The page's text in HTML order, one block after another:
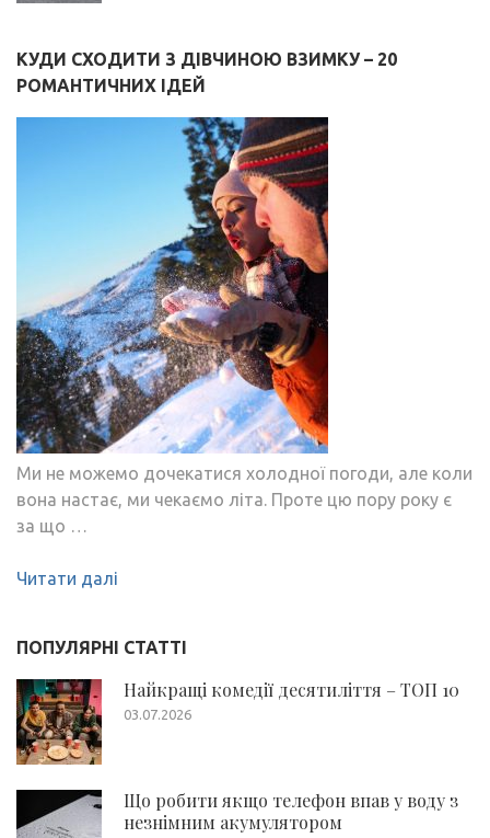
КУДИ СХОДИТИ З ДІВЧИНОЮ ВЗИМКУ – 20
РОМАНТИЧНИХ ІДЕЙ
Ми не можемо дочекатися холодної погоди, але коли
вона настає, ми чекаємо літа. Проте цю пору року є
за що …
Читати далі
ПОПУЛЯРНІ СТАТТІ
Найкращі комедії десятиліття – ТОП 10
03.07.2026
Що робити якщо телефон впав у воду з
незнімним акумулятором